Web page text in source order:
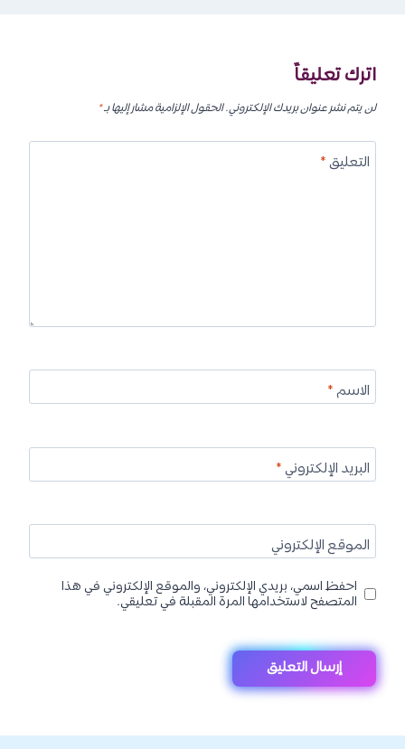
اترك تعليقاً
لن يتم نشر عنوان بريدك الإلكتروني.الحقول الإلزامية مشار إليها بـ*
التعليق*
الاسم*
البريد الإلكتروني*
الموقع الإلكتروني
احفظ اسمي، بريدي الإلكتروني، والموقع الإلكتروني في هذا
المتصفح لاستخدامها المرة المقبلة في تعليقي.